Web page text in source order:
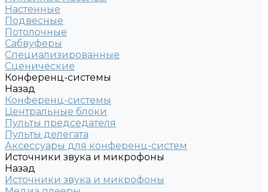
Настенные
Подвесные
Потолочные
Сабвуферы
Специализированные
Сценические
Конференц-системы
Назад
Конференц-системы
Центральные блоки
Пульты председателя
Пульты делегата
Аксессуары для конференц-систем
Источники звука и микрофоны
Назад
Источники звука и микрофоны